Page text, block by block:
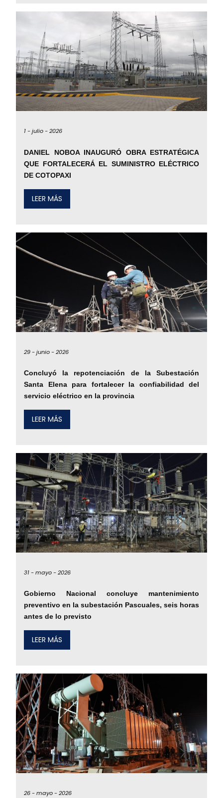
1 -julio -2026
DANIEL NOBOA INAUGURÓ OBRA ESTRATÉGICA
QUE FORTALECERÁ EL SUMINISTRO ELÉCTRICO
DE COTOPAXI
LEER MÁS
29 -junio -2026
Concluyó la repotenciación de la Subestación
Santa Elena para fortalecer la confiabilidad del
servicio eléctrico en la provincia
LEER MÁS
31 -mayo -2026
Gobierno Nacional concluye mantenimiento
preventivo en la subestación Pascuales, seis horas
antes de lo previsto
LEER MÁS
26 -mayo -2026